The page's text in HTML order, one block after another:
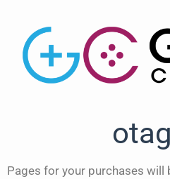
Pages for your purchases will